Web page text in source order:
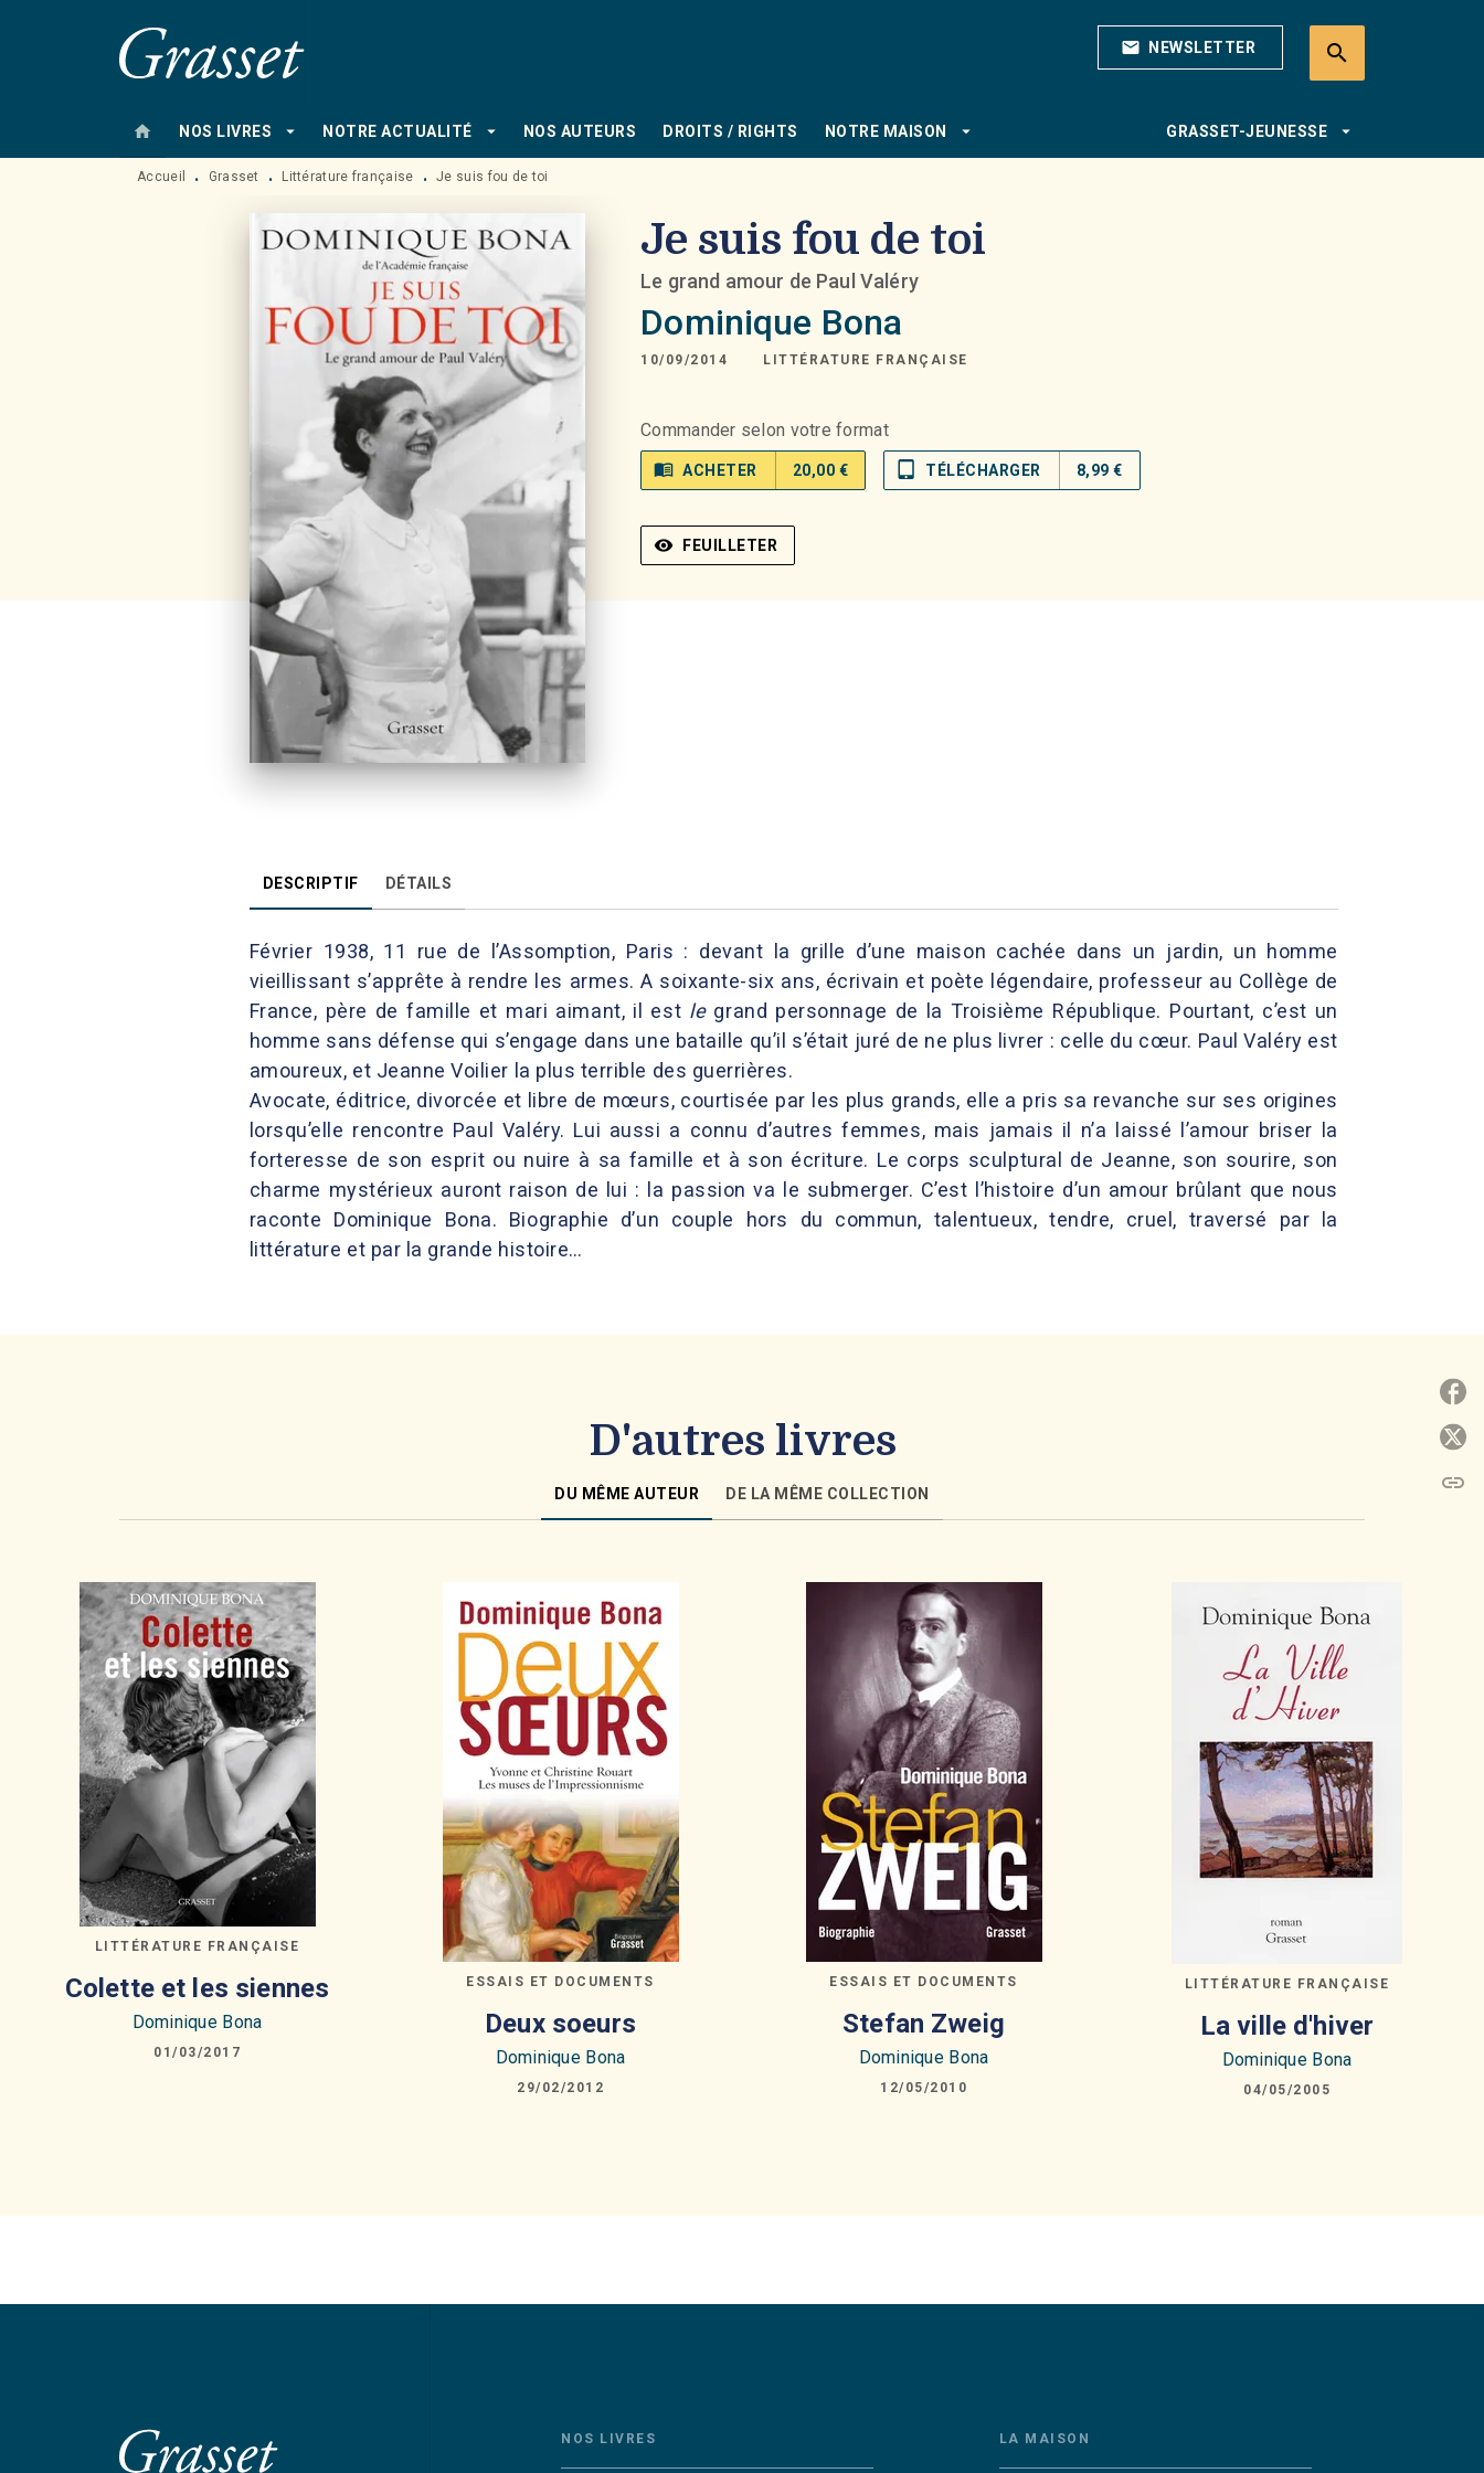
MENU RECHERCHE mail NEWSLETTER search
home NOS LIVRES arrow_drop_down NOTRE ACTUALITÉ arrow_drop_down NOS AUTEURS DROITS / RIGHTS NOTRE MAISON arrow_drop_down GRASSET-JEUNESSE arrow_drop_down
Accueil • Grasset • Littérature française • Je suis fou de toi
Je suis fou de toi
Le grand amour de Paul Valéry
Dominique Bona
10/09/2014 LITTÉRATURE FRANÇAISE
Commander selon votre format
menu_book ACHETER 20,00 € tablet_mac TÉLÉCHARGER 8,99 €
visibility FEUILLETER
DESCRIPTIF DÉTAILS
Février 1938, 11 rue de l’Assomption, Paris : devant la grille d’une maison cachée dans un jardin, un homme
vieillissant s’apprête à rendre les armes. A soixante-six ans, écrivain et poète légendaire, professeur au Collège de
France, père de famille et mari aimant, il est legrand personnage de la Troisième République. Pourtant, c’est un
homme sans défense qui s’engage dans une bataille qu’il s’était juré de ne plus livrer : celle du cœur. Paul Valéry est
amoureux, et Jeanne Voilier la plus terrible des guerrières.
Avocate, éditrice, divorcée et libre de mœurs, courtisée par les plus grands, elle a pris sa revanche sur ses origines
lorsqu’elle rencontre Paul Valéry. Lui aussi a connu d’autres femmes, mais jamais il n’a laissé l’amour briser la
forteresse de son esprit ou nuire à sa famille et à son écriture. Le corps sculptural de Jeanne, son sourire, son
charme mystérieux auront raison de lui : la passion va le submerger. C’est l’histoire d’un amour brûlant que nous
raconte Dominique Bona. Biographie d’un couple hors du commun, talentueux, tendre, cruel, traversé par la
littérature et par la grande histoire…
D'autres livres
DU MÊME AUTEUR DE LA MÊME COLLECTION
LITTÉRATURE FRANÇAISE
Colette et les siennes
Dominique Bona
01/03/2017
ESSAIS ET DOCUMENTS
Deux soeurs
Dominique Bona
29/02/2012
ESSAIS ET DOCUMENTS
Stefan Zweig
Dominique Bona
12/05/2010
LITTÉRATURE FRANÇAISE
La ville d'hiver
Dominique Bona
04/05/2005
link
NOS LIVRES LA MAISON